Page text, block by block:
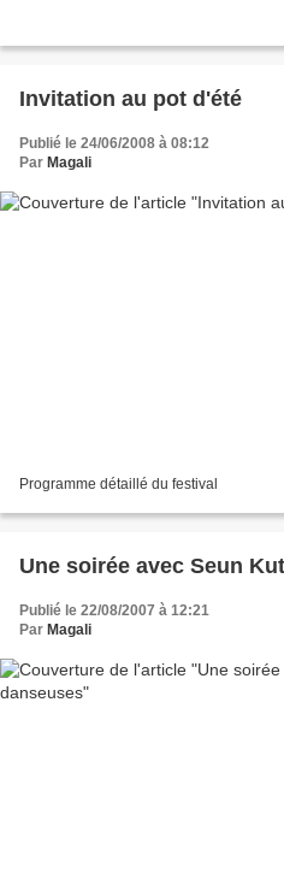
Invitation au pot d'été
Publié le 24/06/2008 à 08:12
Par Magali
Programme détaillé du festival
Une soirée avec Seun
Publié le 22/08/2007 à 12:21
Par Magali